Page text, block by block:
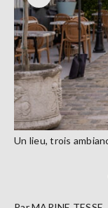
Un lieu, trois
Précéden